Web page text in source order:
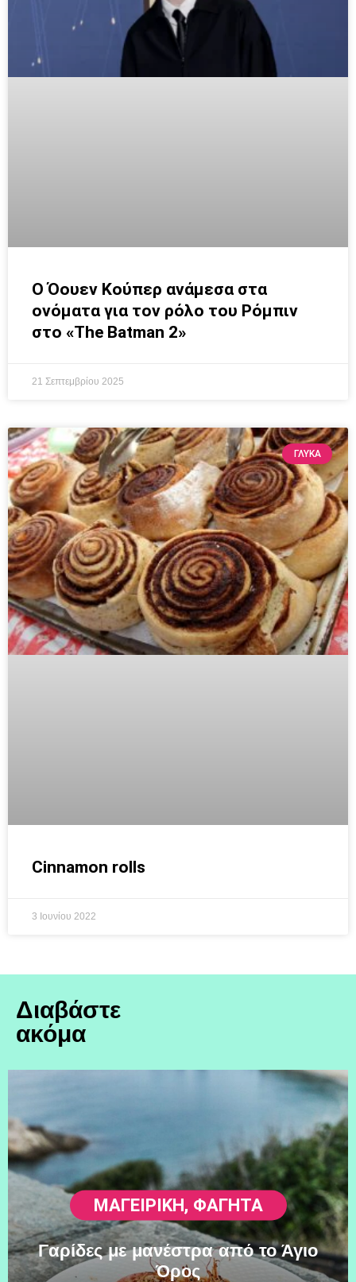
Ο Όουεν Κούπερ ανάμεσα στα
ονόματα για τον ρόλο του Ρόμπιν
στο «The Batman 2»
21 Σεπτεμβρίου 2025
ΓΛΥΚΆ
Cinnamon rolls
3 Ιουνίου 2022
Διαβάστε
ακόμα
ΜΑΓΕΙΡΙΚΗ, ΦΑΓΗΤΆ
Γαρίδες με μανέστρα από το Άγιο
Όρος